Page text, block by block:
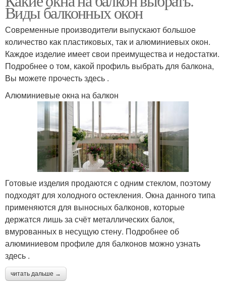
Виды балконных окон
Современные производители выпускают большое
количество как пластиковых, так и алюминиевых окон.
Каждое изделие имеет свои преимущества и недостатки.
Подробнее о том, какой профиль выбрать для балкона,
Вы можете прочесть здесь .
Алюминиевые окна на балкон
Готовые изделия продаются с одним стеклом, поэтому
подходят для холодного остекления. Окна данного типа
применяются для выносных балконов, которые
держатся лишь за счёт металлических балок,
вмурованных в несущую стену. Подробнее об
алюминиевом профиле для балконов можно узнать
здесь .
читать дальше →